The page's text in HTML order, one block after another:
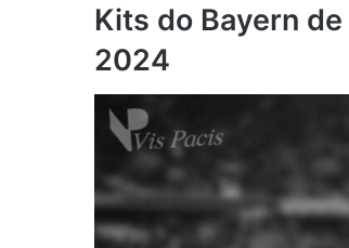
Kits do Bayern
2024